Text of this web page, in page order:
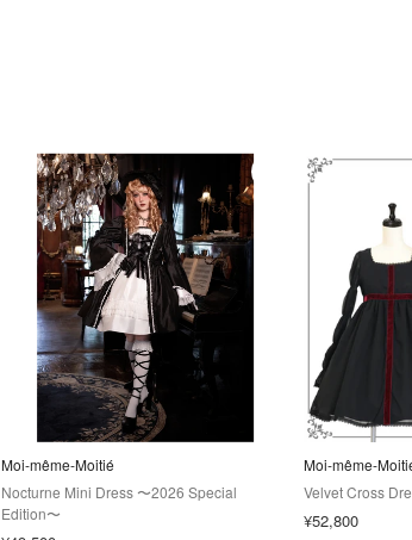
Moi-même-Moitié
Nocturne Mini Dress 〜2026 Special
Edition〜
Moi-même-
Velvet Cross
¥52,800